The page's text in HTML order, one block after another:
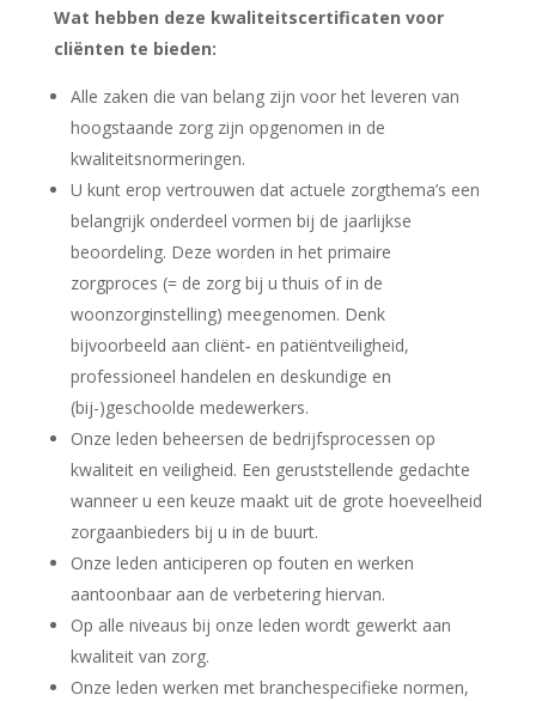
Wat hebben deze kwaliteitscertificaten voor
cliënten te bieden:
Alle zaken die van belang zijn voor het leveren van
hoogstaande zorg zijn opgenomen in de
kwaliteitsnormeringen.
U kunt erop vertrouwen dat actuele zorgthema’s een
belangrijk onderdeel vormen bij de jaarlijkse
beoordeling. Deze worden in het primaire
zorgproces (= de zorg bij u thuis of in de
woonzorginstelling) meegenomen. Denk
bijvoorbeeld aan cliënt‐ en patiëntveiligheid,
professioneel handelen en deskundige en
(bij-)geschoolde medewerkers.
Onze leden beheersen de bedrijfsprocessen op
kwaliteit en veiligheid. Een geruststellende gedachte
wanneer u een keuze maakt uit de grote hoeveelheid
zorgaanbieders bij u in de buurt.
Onze leden anticiperen op fouten en werken
aantoonbaar aan de verbetering hiervan.
Op alle niveaus bij onze leden wordt gewerkt aan
kwaliteit van zorg.
Onze leden werken met branchespecifieke normen,